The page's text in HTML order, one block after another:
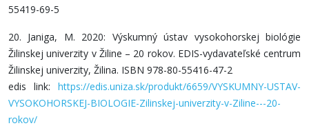
55419-69-5
20. Janiga, M. 2020: Výskumný ústav vysokohorskej biológie
Žilinskej univerzity v Žiline – 20 rokov. EDIS-vydavateľské centrum
Žilinskej univerzity, Žilina. ISBN 978-80-55416-47-2
edis link: https://edis.uniza.sk/produkt/6659/VYSKUMNY-USTAV-
VYSOKOHORSKEJ-BIOLOGIE-Zilinskej-univerzity-v-Ziline---20-
rokov/